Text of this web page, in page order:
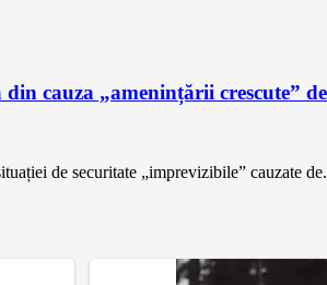
cauza „amenințării crescute”
de securitate „imprevizibile” cauzate